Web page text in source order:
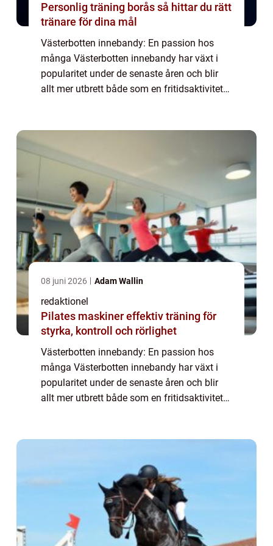
Personlig träning borås så hittar du rätt
tränare för dina mål
Västerbotten innebandy: En passion hos
många Västerbotten innebandy har växt i
popularitet under de senaste åren och blir
allt mer utbrett både som en fritidsaktivitet
08 juni 2026 Adam Wallin
redaktionel
Pilates maskiner effektiv träning för
styrka, kontroll och rörlighet
Västerbotten innebandy: En passion hos
många Västerbotten innebandy har växt i
popularitet under de senaste åren och blir
allt mer utbrett både som en fritidsaktivitet